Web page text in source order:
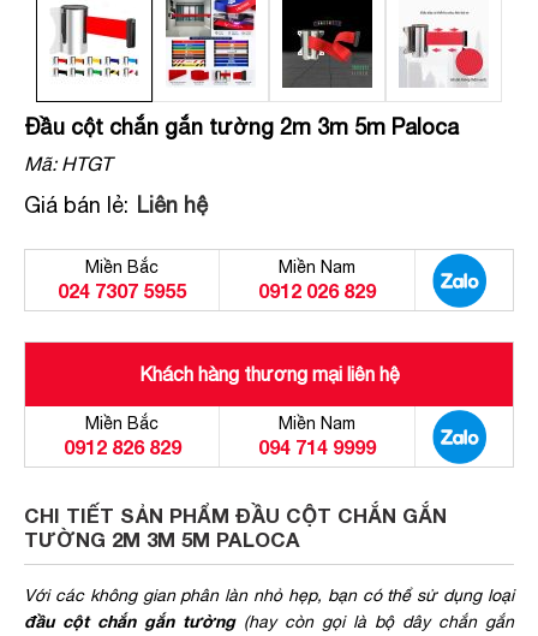
Đầu cột chắn gắn tường 2m 3m 5m Paloca
Mã:HTGT
Giá bán lẻ: Liên hệ
Miền Bắc
024 7307 5955
Miền Nam
0912 026 829
Khách hàng thương mại liên hệ
Miền Bắc
0912 826 829
Miền Nam
094 714 9999
CHI TIẾT SẢN PHẨM ĐẦU CỘT CHẮN GẮN
TƯỜNG 2M 3M 5M PALOCA
Với các không gian phân làn nhỏ hẹp, bạn có thể sử dụng loại
đầu cột chắn gắn tường (hay còn gọi là bộ dây chắn gắn